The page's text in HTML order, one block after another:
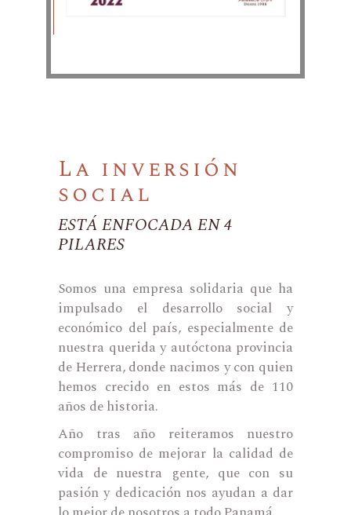
La inversión
social
ESTÁ ENFOCADA EN 4
PILARES
Somos una empresa solidaria que ha
impulsado el desarrollo social y
económico del país, especialmente de
nuestra querida y autóctona provincia
de Herrera, donde nacimos y con quien
hemos crecido en estos más de 110
años de historia.
Año tras año reiteramos nuestro
compromiso de mejorar la calidad de
vida de nuestra gente, que con su
pasión y dedicación nos ayudan a dar